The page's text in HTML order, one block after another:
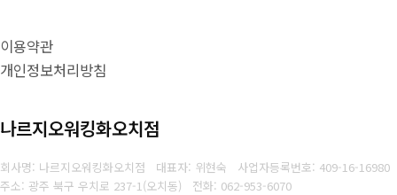
이용약관
개인정보처리방침
나르지오워킹화오치점
회사명: 나르지오워킹화오치점 대표자: 위현숙 사업자등록번호: 409-16-16980
주소: 광주 북구 우치로 237-1(오치동) 전화: 062-953-6070